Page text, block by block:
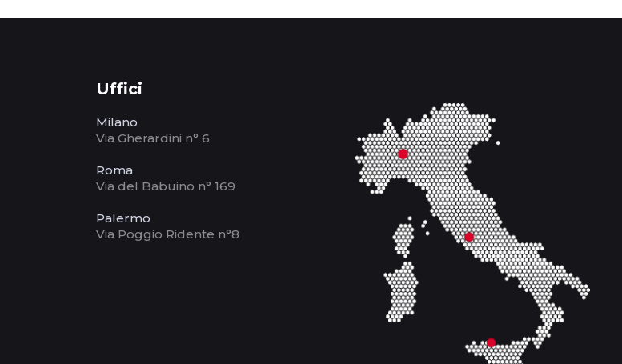
Uffici
Milano
Via Gherardini n° 6
Roma
Via del Babuino n° 169
Palermo
Via Poggio Ridente n°8